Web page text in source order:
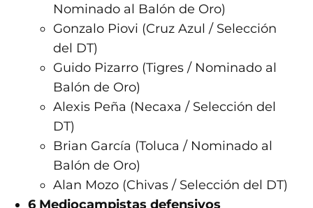
Nominado al Balón de Oro)
Gonzalo Piovi (Cruz Azul / Selección
del DT)
Guido Pizarro (Tigres / Nominado al
Balón de Oro)
Alexis Peña (Necaxa / Selección del
DT)
Brian García (Toluca / Nominado al
Balón de Oro)
Alan Mozo (Chivas / Selección del DT)
6 Mediocampistas defensivos